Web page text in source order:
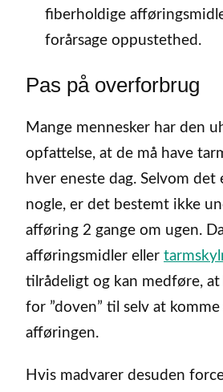
fiberholdige
forårsage oppustethed.
Pas på overforbrug
Mange mennesker har den
opfattelse, at de må have
hver eneste dag. Selvom
nogle, er det bestemt ikke
afføring 2 gange om ugen.
afføringsmidler eller
tilrådeligt og kan medføre,
for ”doven” til selv at komme
afføringen.
Hvis madvarer desuden